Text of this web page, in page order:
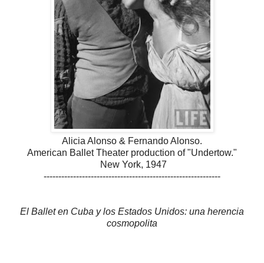
Alicia Alonso & Fernando Alonso.
American Ballet Theater production of "Undertow."
New York, 1947
------------------------------------------------------------
El Ballet en Cuba y los Estados Unidos: una herencia
cosmopolita